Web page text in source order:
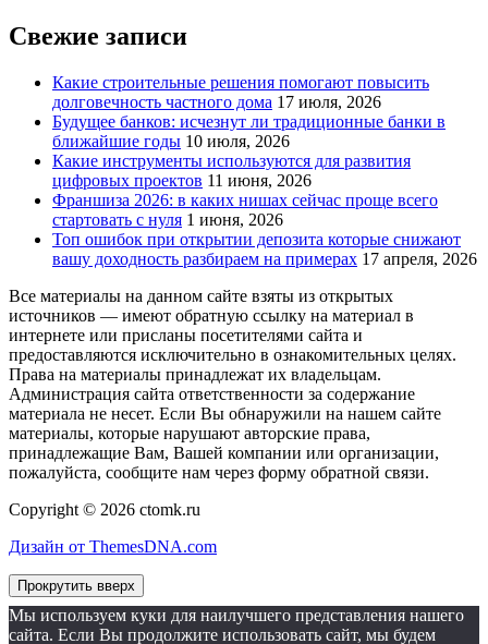
Свежие записи
Какие строительные решения помогают повысить
долговечность частного дома 17 июля, 2026
Будущее банков: исчезнут ли традиционные банки в
ближайшие годы 10 июля, 2026
Какие инструменты используются для развития
цифровых проектов 11 июня, 2026
Франшиза 2026: в каких нишах сейчас проще всего
стартовать с нуля 1 июня, 2026
Топ ошибок при открытии депозита которые снижают
вашу доходность разбираем на примерах 17 апреля, 2026
Все материалы на данном сайте взяты из открытых
источников — имеют обратную ссылку на материал в
интернете или присланы посетителями сайта и
предоставляются исключительно в ознакомительных целях.
Права на материалы принадлежат их владельцам.
Администрация сайта ответственности за содержание
материала не несет. Если Вы обнаружили на нашем сайте
материалы, которые нарушают авторские права,
принадлежащие Вам, Вашей компании или организации,
пожалуйста, сообщите нам через форму обратной связи.
Copyright © 2026 ctomk.ru
Дизайн от ThemesDNA.com
Прокрутить вверх
Мы используем куки для наилучшего представления нашего
сайта. Если Вы продолжите использовать сайт, мы будем